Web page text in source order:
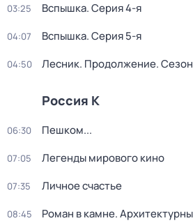
03:25 Вспышка. Серия 4-я
04:07 Вспышка. Серия 5-я
04:50 Лесник. Продолжение.
Россия К
06:30 Пешком...
07:05 Легенды мирового кино
07:35 Личное счастье
08:45 Роман в камне.